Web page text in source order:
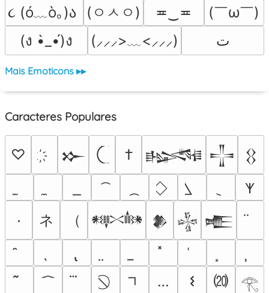
૮ (ó﹏ò｡)ა (ㅇㅅㅇ) ≖‿≖
(￣ω￣﻿)
(ง •̀_•́)ง
(⸝⸝⸝>﹏<⸝⸝⸝) ﺕ
Mais Emoticons ▸▸
Caracteres Populares
♡ 𒁍 † 𒈙 𒋲
𒌐
𐊵
٠
ネ （ 𒀰 𒆎 𒈔 𒍫
… 𐌔 ⒇
𓂀